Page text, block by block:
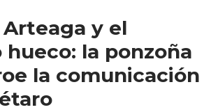
Arteaga y el
hueco: la ponzoña
la comunicación